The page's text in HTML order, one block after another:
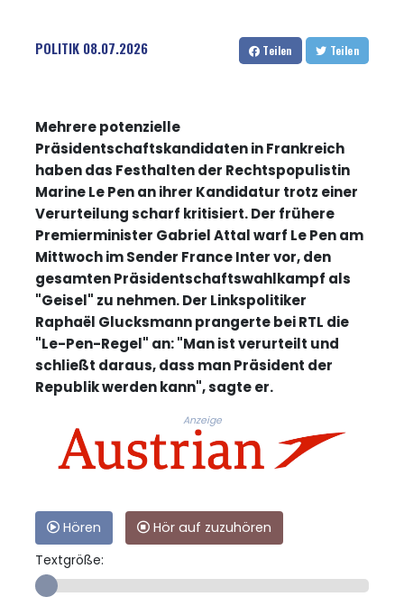
POLITIK 08.07.2026 Teilen Teilen
Mehrere potenzielle
Präsidentschaftskandidaten in Frankreich
haben das Festhalten der Rechtspopulistin
Marine Le Pen an ihrer Kandidatur trotz einer
Verurteilung scharf kritisiert. Der frühere
Premierminister Gabriel Attal warf Le Pen am
Mittwoch im Sender France Inter vor, den
gesamten Präsidentschaftswahlkampf als
"Geisel" zu nehmen. Der Linkspolitiker
Raphaël Glucksmann prangerte bei RTL die
"Le-Pen-Regel" an: "Man ist verurteilt und
schließt daraus, dass man Präsident der
Republik werden kann", sagte er.
Anzeige
Hören
Hör auf zuzuhören
Textgröße: